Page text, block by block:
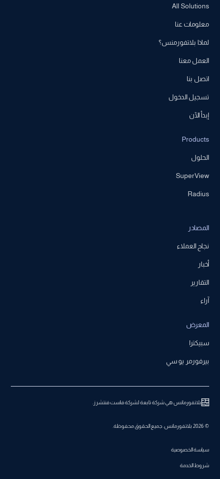
All Solutions
معلومات عنا
لماذا بلاتفورمنس؟
العمل معنا
اتصل بنا
تسجيل الدخول
إبدأ الآن
Products
الحلول
SuperView
Radius
المصادر
نجاح العملاء
أخبار
التقارير
آراء
المعرض
سبيكترا
بيرفورمر يو سي
بلاتفورمانس هي شركة تابعة لشركة فاست فنتشرز.
© 2026 بلاتفورمانس. جميع الحقوق محفوظة.
سياسة الخصوصية
شروط الخدمة